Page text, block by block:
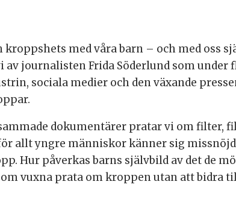
kroppshets med våra barn – och med oss
av journalisten Frida Söderlund som under
sociala medier och den växande
dokumentärer pratar vi om filter,
allt yngre människor känner sig
Hur påverkas barns självbild av det de
vuxna prata om kroppen utan att bidra